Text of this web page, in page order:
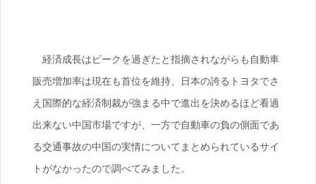
経済成長はピークを過ぎたと指摘されながらも自動車
販売増加率は現在も首位を維持、日本の誇るトヨタでさ
え国際的な経済制裁が強まる中で進出を決めるほど看過
出来ない中国市場ですが、一方で自動車の負の側面であ
る交通事故の中国の実情についてまとめられているサイ
トがなかったので調べてみました。